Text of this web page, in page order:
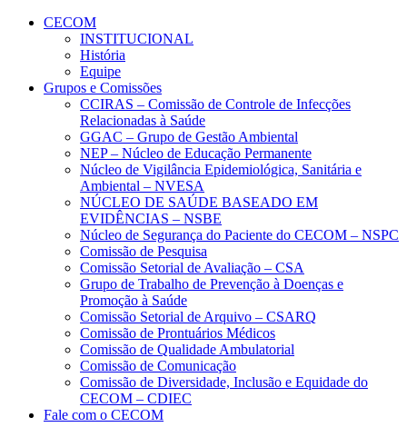
CECOM
INSTITUCIONAL
História
Equipe
Grupos e Comissões
CCIRAS – Comissão de Controle de Infecções
Relacionadas à Saúde
GGAC – Grupo de Gestão Ambiental
NEP – Núcleo de Educação Permanente
Núcleo de Vigilância Epidemiológica, Sanitária e
Ambiental – NVESA
NÚCLEO DE SAÚDE BASEADO EM
EVIDÊNCIAS – NSBE
Núcleo de Segurança do Paciente do CECOM – NSPC
Comissão de Pesquisa
Comissão Setorial de Avaliação – CSA
Grupo de Trabalho de Prevenção à Doenças e
Promoção à Saúde
Comissão Setorial de Arquivo – CSARQ
Comissão de Prontuários Médicos
Comissão de Qualidade Ambulatorial
Comissão de Comunicação
Comissão de Diversidade, Inclusão e Equidade do
CECOM – CDIEC
Fale com o CECOM